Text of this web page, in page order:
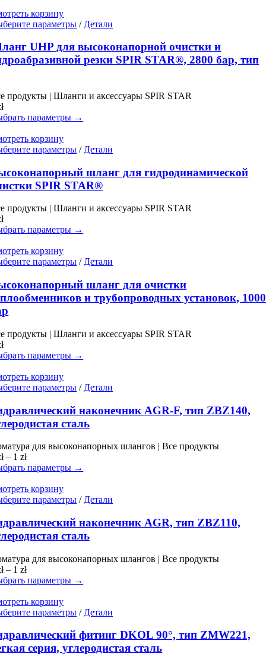
корзину
параметры Этот
имеет
несколько
вариаций.
выбрать
странице
/ Детали
UHP для высоконапорной очистки и
резки SPIR STAR®, 2800 бар, тип
продукты | Шланги и аксессуары SPIR STAR
параметры →
корзину
параметры Этот
имеет
несколько
вариаций.
можно
на
/ Детали
шланг для гидродинамической
SPIR STAR®
продукты | Шланги и аксессуары SPIR STAR
параметры →
корзину
параметры Этот
имеет
несколько
вариаций.
выбрать
странице
/ Детали
шланг для очистки
и трубопроводных установок, 1000
продукты | Шланги и аксессуары SPIR STAR
параметры →
корзину
параметры Этот
имеет
несколько
вариаций.
можно
на
/ Детали
наконечник AGR-F, тип ZBZ140,
сталь
для высоконапорных шлангов | Все продукты
– 1złДиапазон
цен:
–
1 zł
параметры →
корзину
параметры Этот
имеет
несколько
вариаций.
можно
на
/ Детали
наконечник AGR, тип ZBZ110,
сталь
для высоконапорных шлангов | Все продукты
– 1złДиапазон
цен:
–
1 zł
параметры →
корзину
параметры Этот
имеет
несколько
вариаций.
/ Детали
фитинг DKOL 90°, тип ZMW221,
серия, углеродистая сталь